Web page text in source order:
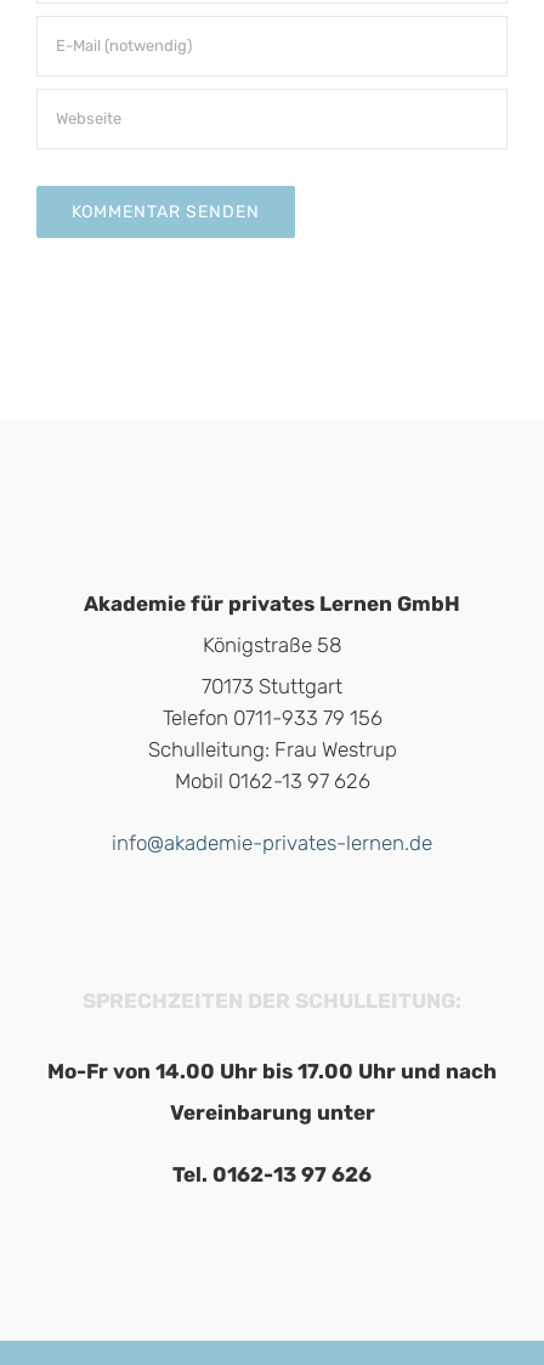
Akademie für privates Lernen GmbH
Königstraße 58
70173 Stuttgart
Telefon 0711-933 79 156
Schulleitung: Frau Westrup
Mobil 0162-13 97 626
info@akademie-privates-lernen.de
SPRECHZEITEN DER SCHULLEITUNG:
Mo-Fr von 14.00 Uhr bis 17.00 Uhr und nach
Vereinbarung unter
Tel. 0162-13 97 626